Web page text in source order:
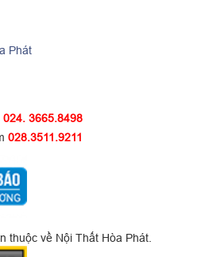
Phát
024. 3665.8498
028.3511.9211
thuộc về Nội Thất Hòa Phát.